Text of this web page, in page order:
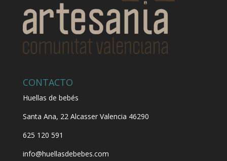
CONTACTO
Huellas de bebés
Santa Ana, 22 Alcasser Valencia 46290
625 120 591
info@huellasdebebes.com